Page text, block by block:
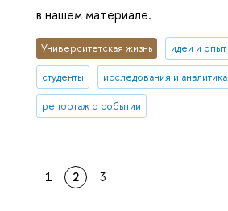
в нашем материале.
Университетская жизнь идеи и опыт
студенты исследования и аналитика
репортаж о событии
1 2 3